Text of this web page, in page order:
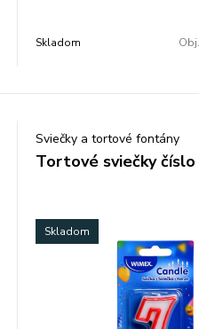
Skladom
Sviečky a tortové fontány
Tortové sviečky
Skladom